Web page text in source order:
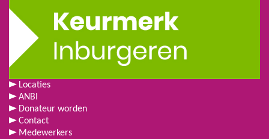
Locaties
ANBI
Donateur worden
Contact
Medewerkers